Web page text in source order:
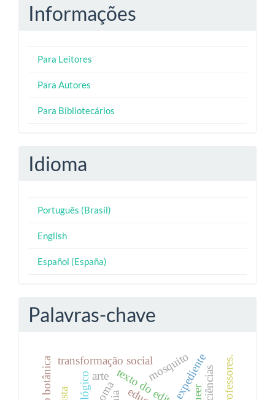
Informações
Para Leitores
Para Autores
Para Bibliotecários
Idioma
Português (Brasil)
English
Español (España)
Palavras-chave
transformação social expediente
mosquito
arte